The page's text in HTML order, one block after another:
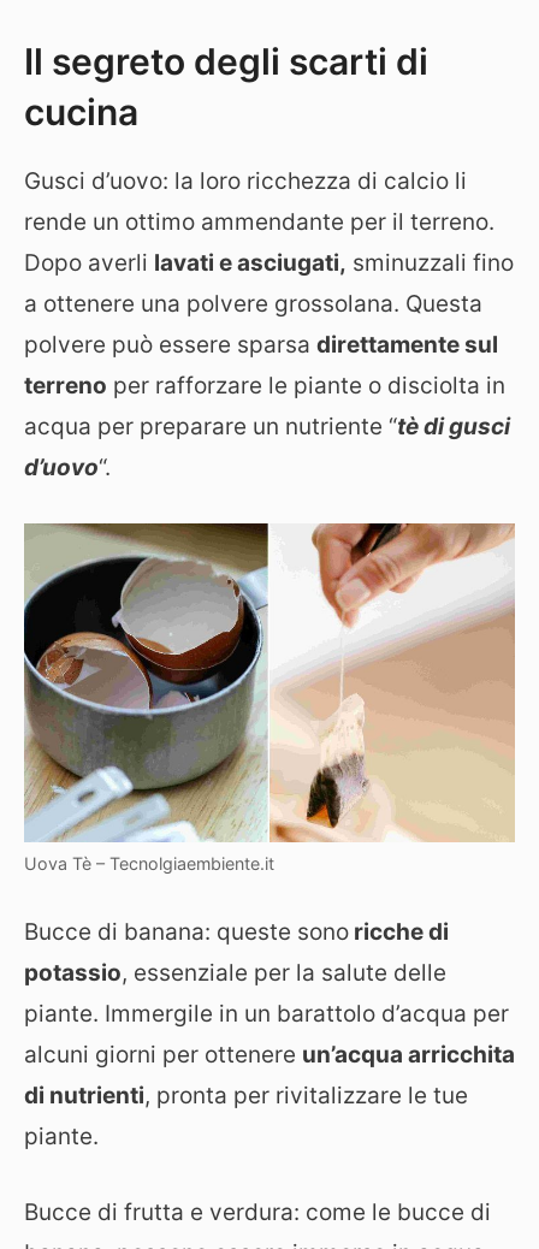
Il segreto degli scarti di
cucina
Gusci d’uovo: la loro ricchezza di calcio li
rende un ottimo ammendante per il terreno.
Dopo averli lavati e asciugati, sminuzzali fino
a ottenere una polvere grossolana. Questa
polvere può essere sparsa direttamente sul
terreno per rafforzare le piante o disciolta in
acqua per preparare un nutriente “tè di gusci
d’uovo“.
Uova Tè – Tecnolgiaembiente.it
Bucce di banana: queste sono ricche di
potassio, essenziale per la salute delle
piante. Immergile in un barattolo d’acqua per
alcuni giorni per ottenere un’acqua arricchita
di nutrienti, pronta per rivitalizzare le tue
piante.
Bucce di frutta e verdura: come le bucce di